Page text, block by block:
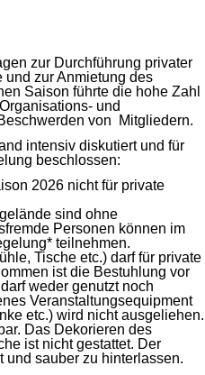
zur Durchführung privater
und zur Anmietung des
Saison führte die hohe Zahl
und
von Mitgliedern.
intensiv diskutiert und für
beschlossen:
2026 nicht für private
sind ohne
Personen können im
teilnehmen.
Tische etc.) darf für private
ist die Bestuhlung vor
weder genutzt noch
Veranstaltungsequipment
etc.) wird nicht ausgeliehen.
Das Dekorieren des
ist nicht gestattet. Der
und sauber zu hinterlassen.